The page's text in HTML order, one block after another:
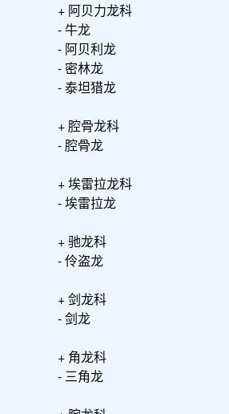
+ 阿贝力龙科
- 牛龙
- 阿贝利龙
- 密林龙
- 泰坦猎龙
+ 腔骨龙科
- 腔骨龙
+ 埃雷拉龙科
- 埃雷拉龙
+ 驰龙科
- 伶盗龙
+ 剑龙科
- 剑龙
+ 角龙科
- 三角龙